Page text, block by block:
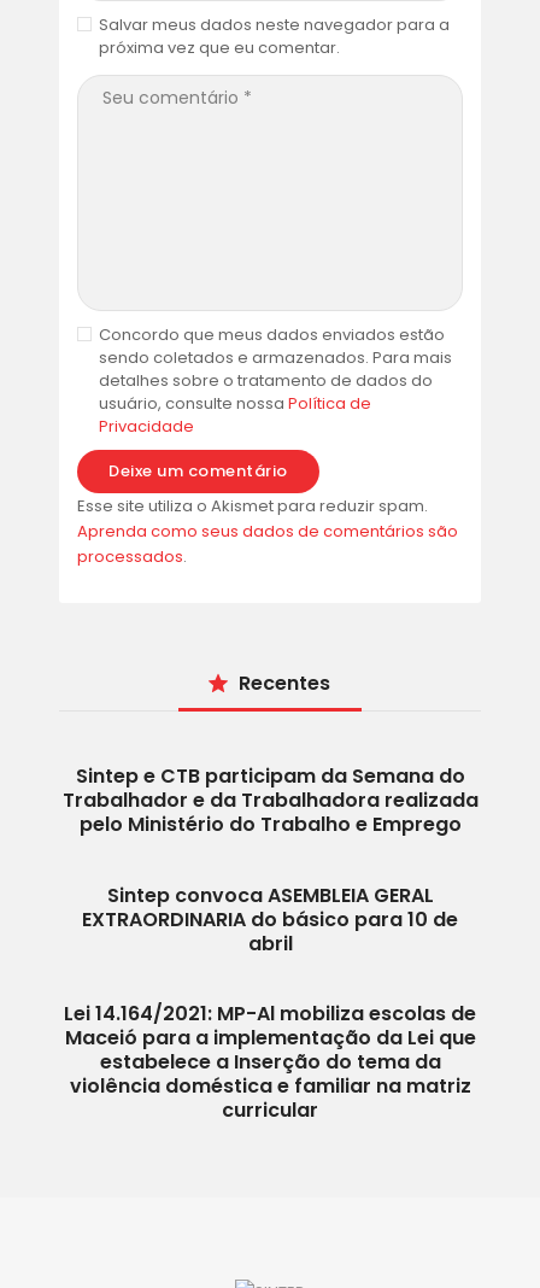
Salvar meus dados neste navegador para a
próxima vez que eu comentar.
Concordo que meus dados enviados estão
sendo coletados e armazenados. Para mais
detalhes sobre o tratamento de dados do
usuário, consulte nossaPolítica de
Privacidade
Esse site utiliza o Akismet para reduzir spam.
Aprenda como seus dados de comentários são
processados.
Recentes
Sintep e CTB participam da Semana do
Trabalhador e da Trabalhadora realizada
pelo Ministério do Trabalho e Emprego
Sintep convoca ASEMBLEIA GERAL
EXTRAORDINARIA do básico para 10 de
abril
Lei 14.164/2021: MP-Al mobiliza escolas de
Maceió para a implementação da Lei que
estabelece a Inserção do tema da
violência doméstica e familiar na matriz
curricular